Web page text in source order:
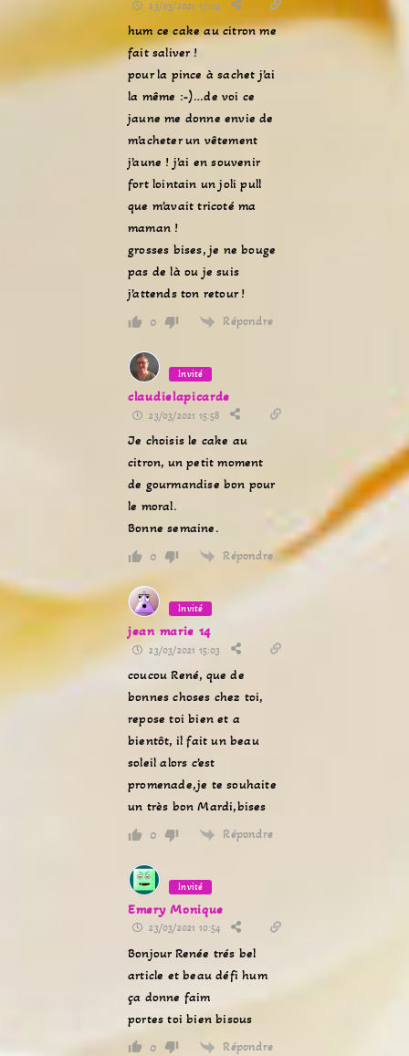
23/03/2021 17:04
hum ce cake au citron me
fait saliver !
pour la pince à sachet j’ai
la même :-)…de voi ce
jaune me donne envie de
m’acheter un vêtement
j’aune ! j’ai en souvenir
fort lointain un joli pull
que m’avait tricoté ma
maman !
grosses bises, je ne bouge
pas de là ou je suis
j’attends ton retour !
0 Répondre
Invité
claudielapicarde
23/03/2021 15:58
Je choisis le cake au
citron, un petit moment
de gourmandise bon pour
le moral.
Bonne semaine.
0 Répondre
Invité
jean marie 14
23/03/2021 15:03
coucou René, que de
bonnes choses chez toi,
repose toi bien et a
bientôt, il fait un beau
soleil alors c’est
promenade,je te souhaite
un très bon Mardi,bises
0 Répondre
Invité
Emery Monique
23/03/2021 10:54
Bonjour Renée trés bel
article et beau défi hum
ça donne faim
portes toi bien bisous
0 Répondre